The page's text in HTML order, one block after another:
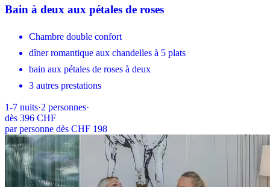
Bain à deux aux pétales de roses
Chambre double confort
dîner romantique aux chandelles à 5 plats
bain aux pétales de roses à deux
3 autres prestations
1-7 nuits·2 personnes·
dès 396 CHF
par personne dès CHF 198